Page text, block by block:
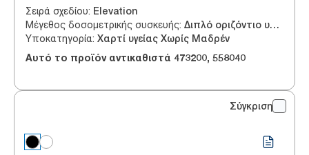
Σειρά σχεδίου: Elevation
Μέγεθος δοσομετρικής συσκευής: Διπλό οριζόντιο υψηλής απόδοσης
Υποκατηγορία: Χαρτί υγείας Χωρίς Μαδρέν
Αυτό το προϊόν αντικαθιστά 473200, 558040
Σύγκριση